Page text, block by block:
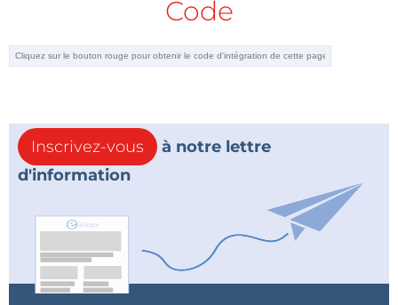
Code
Inscrivez-vous
à notre lettre
d'information